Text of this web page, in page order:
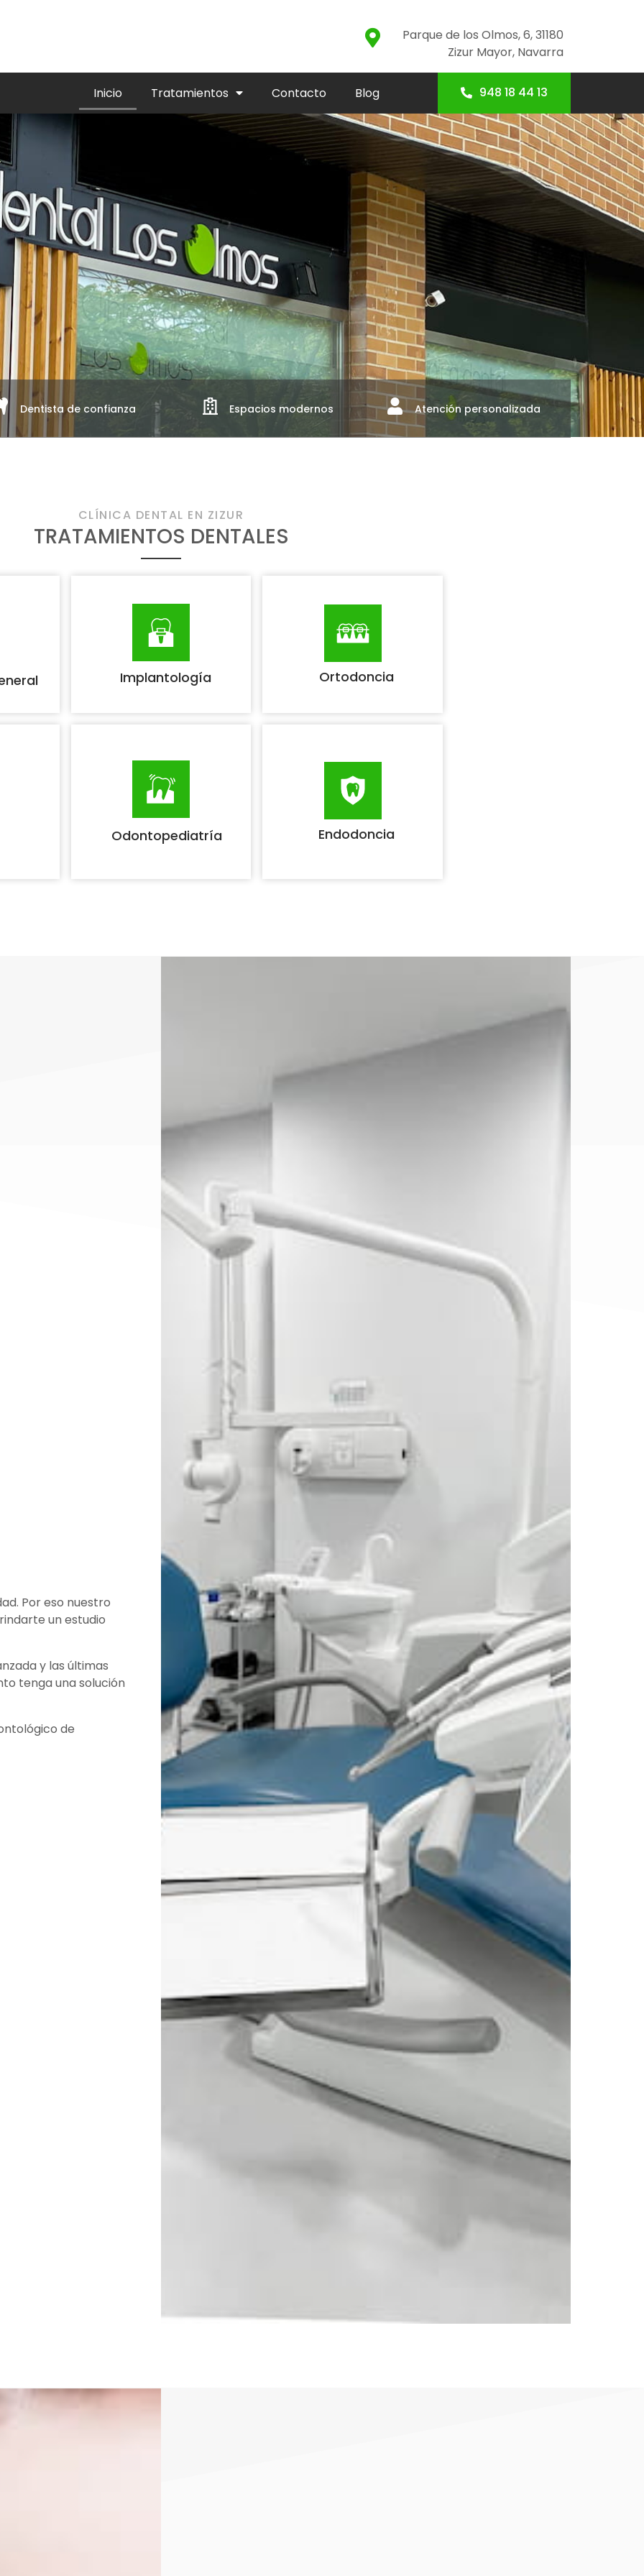
Parque de los Olmos, 6, 31180
Zizur Mayor, Navarra
Inicio Tratamientos Contacto Blog 948 18 44 13
Dentista de confianza Espacios modernos Atención personalizada
CLÍNICA DENTAL EN ZIZUR
TRATAMIENTOS DENTALES
Implantología Ortodoncia
Odontopediatría Endodoncia
Por eso nuestro
un estudio
y las últimas
tenga una solución
de